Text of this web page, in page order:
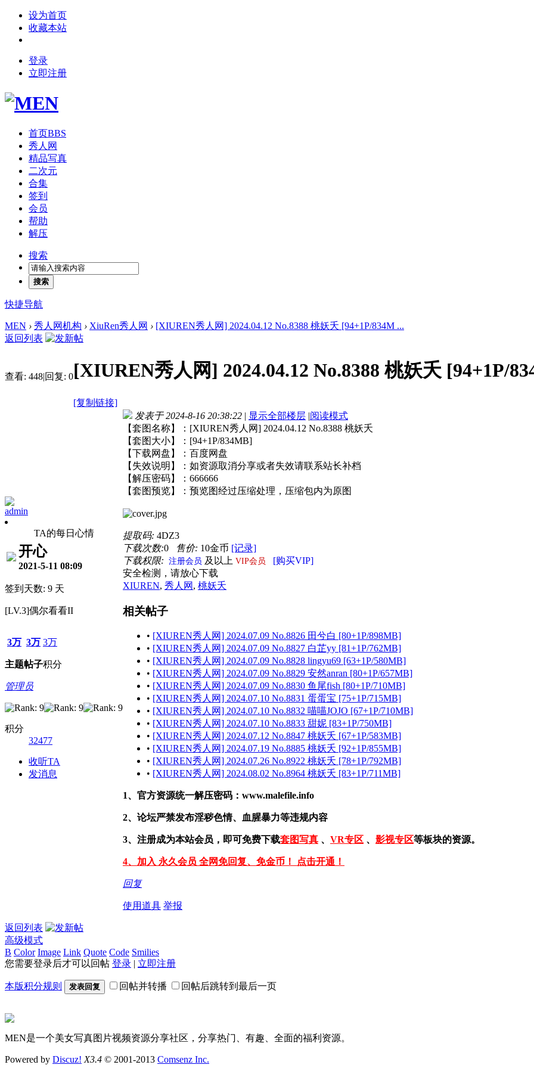
设为首页
收藏本站
登录
立即注册
首页BBS
秀人网
精品写真
二次元
合集
签到
会员
帮助
解压
搜索
搜索
快捷导航
MEN › 秀人网机构 › XiuRen秀人网 › [XIUREN秀人网] 2024.04.12 No.8388 桃妖夭 [94+1P/834M ...
返回列表
查看: 448|回复: 0[XIUREN秀人网] 2024.04.12 No.8388 桃妖夭 [94+1P/
[复制链接]
admin
TA的每日心情
开心
2021-5-11 08:09
签到天数: 9 天
[LV.3]偶尔看看II
3万
主题
3万
帖子
3万
积分
管理员
积分
32477
收听TA
发消息
发表于 2024-8-16 20:38:22 | 显示全部楼层 |阅读模式
【套图名称】：[XIUREN秀人网] 2024.04.12 No.8388 桃妖夭
【套图大小】：[94+1P/834MB]
【下载网盘】：百度网盘
【失效说明】：如资源取消分享或者失效请联系站长补档
【解压密码】：666666
【套图预览】：预览图经过压缩处理，压缩包内为原图
提取码: 4DZ3
下载次数:0 售价: 10金币 [记录]
下载权限: 注册会员 及以上 VIP会员
[购买VIP]
安全检测，请放心下载
XIUREN, 秀人网 , 桃妖夭
相关帖子
• [XIUREN秀人网] 2024.07.09 No.8826 田兮白 [80+1P/898MB]
• [XIUREN秀人网] 2024.07.09 No.8827 白芷yy [81+1P/762MB]
• [XIUREN秀人网] 2024.07.09 No.8828 lingyu69 [63+1P/580MB]
• [XIUREN秀人网] 2024.07.09 No.8829 安然anran [80+1P/657MB]
• [XIUREN秀人网] 2024.07.09 No.8830 鱼尾fish [80+1P/710MB]
• [XIUREN秀人网] 2024.07.10 No.8831 蛋蛋宝 [75+1P/715MB]
• [XIUREN秀人网] 2024.07.10 No.8832 喵喵JOJO [67+1P/710MB]
• [XIUREN秀人网] 2024.07.10 No.8833 甜妮 [83+1P/750MB]
• [XIUREN秀人网] 2024.07.12 No.8847 桃妖夭 [67+1P/583MB]
• [XIUREN秀人网] 2024.07.19 No.8885 桃妖夭 [92+1P/855MB]
• [XIUREN秀人网] 2024.07.26 No.8922 桃妖夭 [78+1P/792MB]
• [XIUREN秀人网] 2024.08.02 No.8964 桃妖夭 [83+1P/711MB]
1、官方资源统一解压密码：www.malefile.info
2、论坛严禁发布淫秽色情、血腥暴力等违规内容
3、注册成为本站会员，即可免费下载套图写真 、 VR专区 、 影视专区等板块的资源。
4、加入 永久会员 全网免回复、免金币！ 点击开通！
回复
使用道具 举报
返回列表
高级模式
B Color Image Link Quote Code Smilies
您需要登录后才可以回帖 登录 | 立即注册
本版积分规则 发表回复 回帖并转播 回帖后跳转到最后一页
MEN是一个美女写真图片视频资源分享社区，分享热门、有趣、全面的福利资源。
Powered by Discuz! X3.4 © 2001-2013 Comsenz Inc.